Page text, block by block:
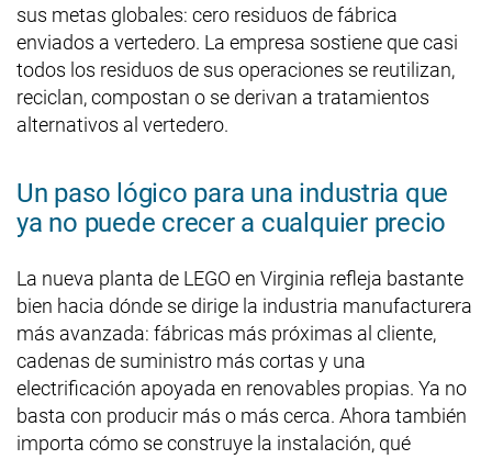
sus metas globales: cero residuos de fábrica
enviados a vertedero. La empresa sostiene que casi
todos los residuos de sus operaciones se reutilizan,
reciclan, compostan o se derivan a tratamientos
alternativos al vertedero.
Un paso lógico para una industria que
ya no puede crecer a cualquier precio
La nueva planta de LEGO en Virginia refleja bastante
bien hacia dónde se dirige la industria manufacturera
más avanzada: fábricas más próximas al cliente,
cadenas de suministro más cortas y una
electrificación apoyada en renovables propias. Ya no
basta con producir más o más cerca. Ahora también
importa cómo se construye la instalación, qué